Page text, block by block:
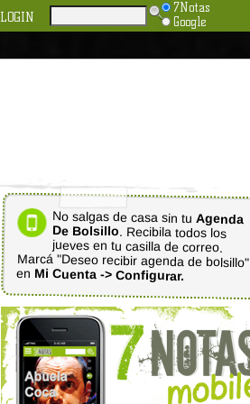
LOGIN
7Notas
Google
No salgas de casa sin tu Agenda
De Bolsillo. Recibila todos los
jueves en tu casilla de correo.
Marcá "Deseo recibir agenda de bolsillo"
en Mi Cuenta -> Configurar.